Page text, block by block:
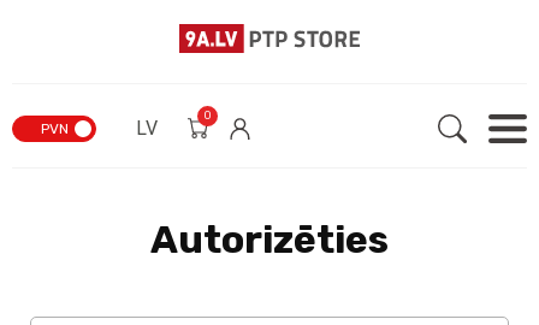
PVN LV
0
Autorizēties